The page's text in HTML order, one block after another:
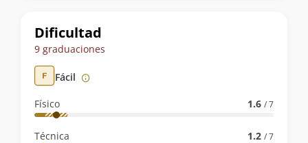
ruta
Dificultad
9 graduaciones
Fácil
Físico 1.6 / 7
Técnica 1.2 / 7